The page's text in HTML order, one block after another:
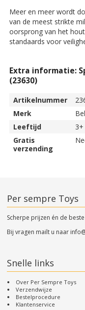
Meer en meer wordt
van de meest strikte
oorsprong van het
standaards voor
Extra informatie:
(23630)
Artikelnummer
Merk
Leeftijd
3+
Gratis
verzending
Per sempre Toys
Scherpe prijzen én de
Bij vragen mailt u naar
Snelle links
Over Per Sempre Toys
Verzendwijze
Bestelprocedure
Klantenservice